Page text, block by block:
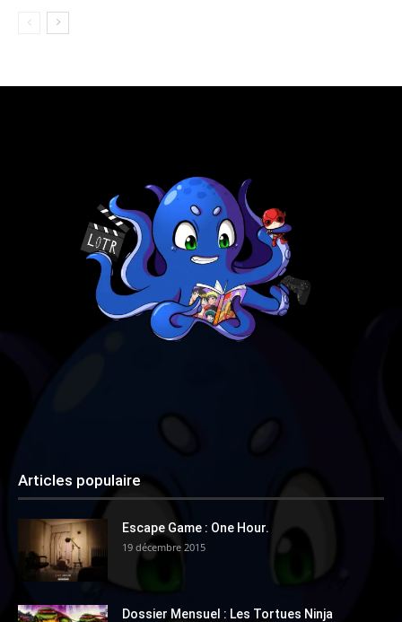
Articles populaire
Escape Game : One Hour.
19 décembre 2015
Dossier Mensuel : Les Tortues Ninja